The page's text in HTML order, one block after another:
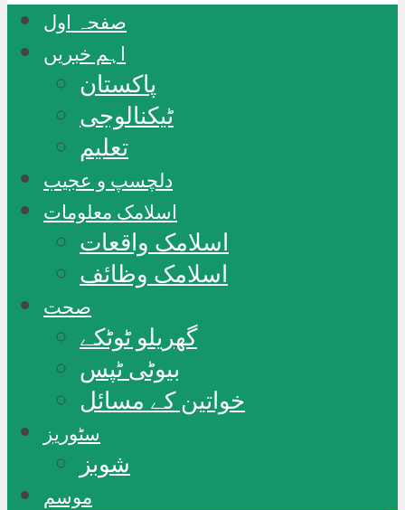
صفحہ اول
اہم خبریں
پاکستان
ٹیکنالوجی
تعلیم
دلچسپ و عجیب
اسلامک معلومات
اسلامک واقعات
اسلامک وظائف
صحت
گھریلو ٹوٹکے
بیوٹی ٹپس
خواتین کے مسائل
سٹوریز
شوبز
موسم